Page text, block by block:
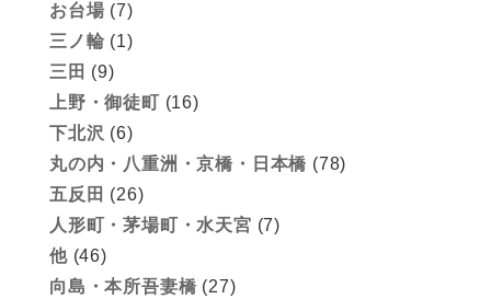
お台場 (7)
三ノ輪 (1)
三田 (9)
上野・御徒町 (16)
下北沢 (6)
丸の内・八重洲・京橋・日本橋 (78)
五反田 (26)
人形町・茅場町・水天宮 (7)
他(46)
向島・本所吾妻橋 (27)